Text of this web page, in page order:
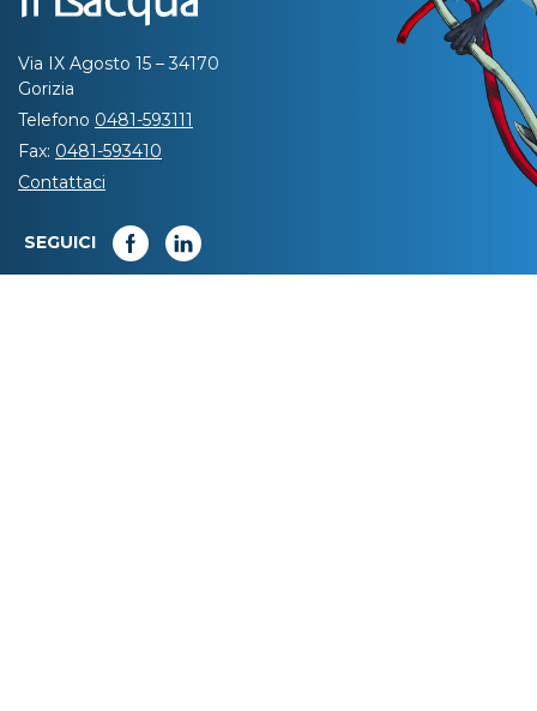
Via IX Agosto 15 – 34170
Gorizia
Telefono 0481-593111
Fax: 0481-593410
Contattaci
SEGUICI